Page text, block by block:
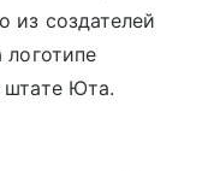
из создателей
штате Юта.